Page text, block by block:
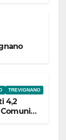
TREVIGNANO
4,2